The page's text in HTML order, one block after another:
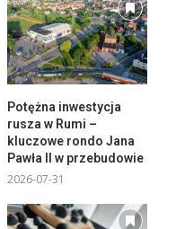
Potężna inwestycja
rusza w Rumi –
kluczowe rondo Jana
Pawła II w przebudowie
2026-07-31